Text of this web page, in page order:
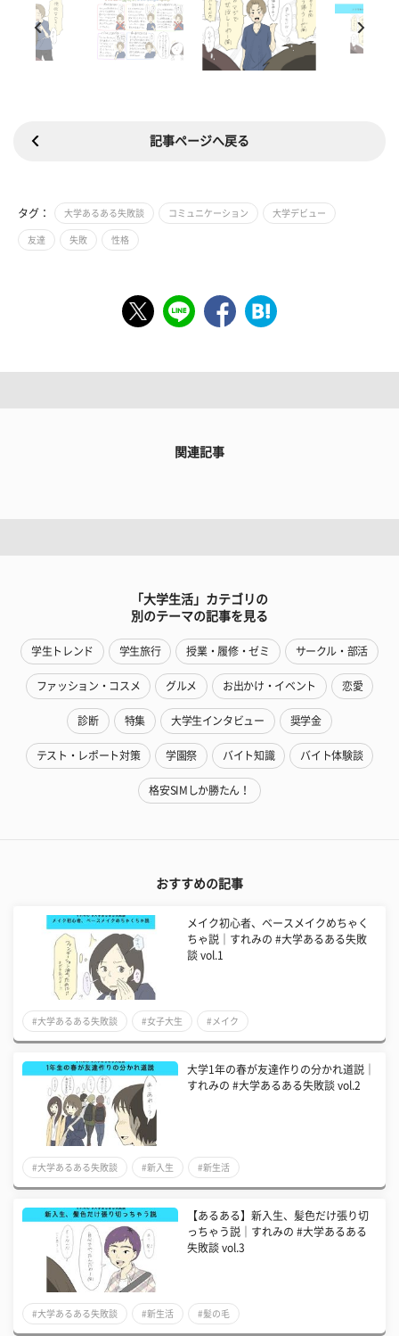
記事ページへ戻る
タグ： 大学あるある失敗談 コミュニケーション 大学デビュー
友達 失敗 性格
関連記事
「大学生活」カテゴリの
別のテーマの記事を見る
学生トレンド 学生旅行 授業・履修・ゼミ サークル・部活
ファッション・コスメ グルメ お出かけ・イベント 恋愛
診断 特集 大学生インタビュー 奨学金
テスト・レポート対策 学園祭 バイト知識 バイト体験談
格安SIMしか勝たん！
おすすめの記事
メイク初心者、ベースメイクめちゃく
ちゃ説｜すれみの #大学あるある失敗
談 vol.1
#大学あるある失敗談 #女子大生 #メイク
大学1年の春が友達作りの分かれ道説｜
すれみの #大学あるある失敗談 vol.2
#大学あるある失敗談 #新入生 #新生活
【あるある】新入生、髪色だけ張り切
っちゃう説｜すれみの #大学あるある
失敗談 vol.3
#大学あるある失敗談 #新生活 #髪の毛